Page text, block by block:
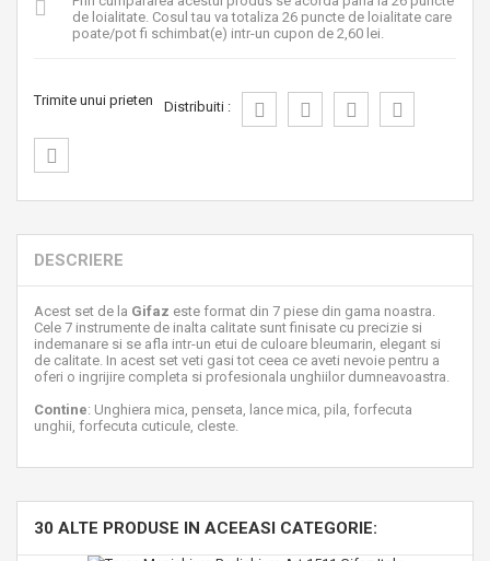
de loialitate. Cosul tau va totaliza 26 puncte de loialitate care
poate/pot fi schimbat(e) intr-un cupon de 2,60 lei.
Trimite unui prieten Distribuiti :
DESCRIERE
Acest set de la Gifaz este format din 7 piese din gama noastra.
Cele 7 instrumente de inalta calitate sunt finisate cu precizie si
indemanare si se afla intr-un etui de culoare bleumarin, elegant si
de calitate. In acest set veti gasi tot ceea ce aveti nevoie pentru a
oferi o ingrijire completa si profesionala unghiilor dumneavoastra.
Contine: Unghiera mica, penseta, lance mica, pila, forfecuta
unghii, forfecuta cuticule, cleste.
30 ALTE PRODUSE IN ACEEASI CATEGORIE: